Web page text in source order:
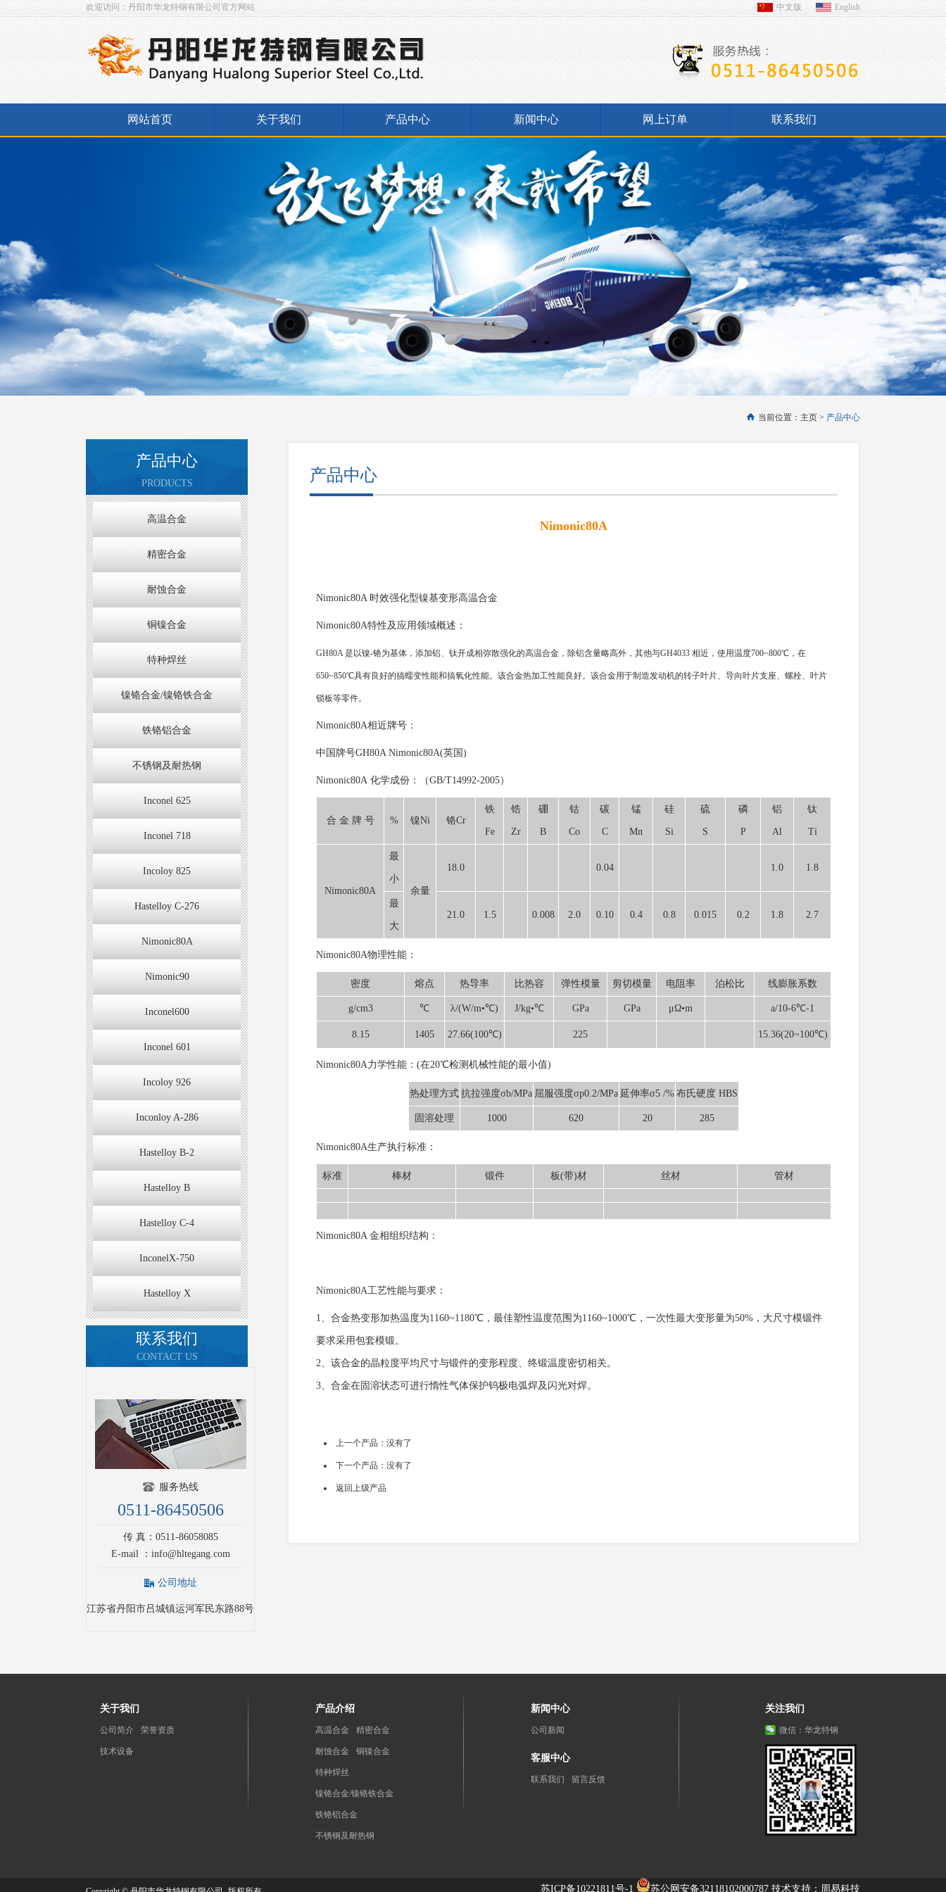
欢迎访问：丹阳市华龙特钢有限公司官方网站 中文版 English
网站首页 关于我们 产品中心 新闻中心 网上订单 联系我们
当前位置：主页 > 产品中心
产品中心
PRODUCTS
高温合金
精密合金
耐蚀合金
铜镍合金
特种焊丝
镍铬合金/镍铬铁合金
铁铬铝合金
不锈钢及耐热钢
Inconel 625
Inconel 718
Incoloy 825
Hastelloy C-276
Nimonic80A
Nimonic90
Inconel600
Inconel 601
Incoloy 926
Inconloy A-286
Hastelloy B-2
Hastelloy B
Hastelloy C-4
InconelX-750
Hastelloy X
联系我们
CONTACT US
服务热线
0511-86450506
传 真：0511-86058085
E-mail ：info@hltegang.com
公司地址
江苏省丹阳市吕城镇运河军民东路88号
产品中心
Nimonic80A
Nimonic80A 时效强化型镍基变形高温合金
Nimonic80A特性及应用领域概述：
GH80A 是以镍-铬为基体，添加铝、钛开成相弥散强化的高温合金，除铝含量略高外，其他与GH4033 相近，使用温度700~800℃，在
650~850℃具有良好的搞蠕变性能和搞氧化性能。该合金热加工性能良好。该合金用于制造发动机的转子叶片、导向叶片支座、螺栓、叶片
锁板等零件。
Nimonic80A相近牌号：
中国牌号GH80A Nimonic80A(英国)
Nimonic80A 化学成份：（GB/T14992-2005）
合 金 牌 号 % 镍Ni 铬Cr
铁
Fe
锆
Zr
硼
B
钴
Co
碳
C
锰
Mn
硅
Si
硫
S
磷
P
铝
Al
钛
Ti
Nimonic80A
最
小
余量
18.0 0.04 1.0 1.8
最
大
21.0 1.5 0.008 2.0 0.10 0.4 0.8 0.015 0.2 1.8 2.7
Nimonic80A物理性能：
密度 熔点 热导率 比热容 弹性模量 剪切模量 电阻率 泊松比 线膨胀系数
g/cm3 ℃ λ/(W/m•℃) J/kg•℃ GPa GPa μΩ•m a/10-6℃-1
8.15 1405 27.66(100℃) 225 15.36(20~100℃)
Nimonic80A力学性能：(在20℃检测机械性能的最小值)
热处理方式 抗拉强度σb/MPa 屈服强度σp0.2/MPa 延伸率σ5 /% 布氏硬度 HBS
固溶处理 1000 620 20 285
Nimonic80A生产执行标准：
标准 棒材 锻件 板(带)材 丝材 管材
Nimonic80A 金相组织结构：
Nimonic80A工艺性能与要求：
1、合金热变形加热温度为1160~1180℃，最佳塑性温度范围为1160~1000℃，一次性最大变形量为50%，大尺寸模锻件
要求采用包套模锻。
2、该合金的晶粒度平均尺寸与锻件的变形程度、终锻温度密切相关。
3、合金在固溶状态可进行惰性气体保护钨极电弧焊及闪光对焊。
上一个产品：没有了
下一个产品：没有了
返回上级产品
关于我们
公司简介 荣誉资质
技术设备
产品介绍
高温合金 精密合金
耐蚀合金 铜镍合金
特种焊丝
镍铬合金/镍铬铁合金
铁铬铝合金
不锈钢及耐热钢
新闻中心
公司新闻
客服中心
联系我们 留言反馈
关注我们
微信：华龙特钢
苏ICP备10221811号-1 苏公网安备32118102000787 技术支持：周易科技